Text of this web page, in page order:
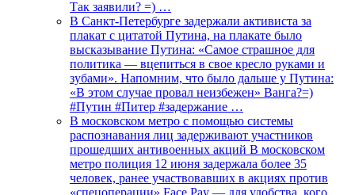
Так заявили? =) …
В Санкт-Петербурге задержали активиста за
плакат с цитатой Путина, на плакате было
высказывание Путина: «Самое страшное для
политика — вцепиться в свое кресло руками и
зубами». Напомним, что было дальше у Путина:
«В этом случае провал неизбежен» Ванга?=)
#Путин #Питер #задержание …
В московском метро с помощью системы
распознавания лиц задерживают участников
прошедших антивоенных акций В московском
метро полиция 12 июня задержала более 35
человек, ранее участвовавших в акциях против
«спецоперации» Face Pay — для удобства, кого